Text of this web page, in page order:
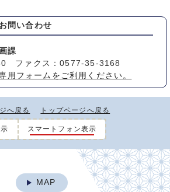
お問い合わせ
課
ファクス：0577-35-3168
用フォームをご利用ください。
へ戻る トップページへ戻る
スマートフォン表示
MAP